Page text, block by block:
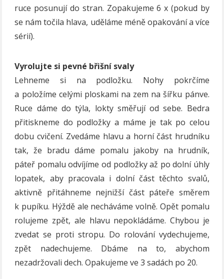
ruce posunují do stran. Zopakujeme 6 x (pokud by
se nám točila hlava, uděláme méně opakování a více
sérií).
Vyrolujte si pevné břišní svaly
Lehneme si na podložku. Nohy pokrčíme
a položíme celými ploskami na zem na šířku pánve.
Ruce dáme do týla, lokty směřují od sebe. Bedra
přitiskneme do podložky a máme je tak po celou
dobu cvičení. Zvedáme hlavu a horní část hrudníku
tak, že bradu dáme pomalu jakoby na hrudník,
páteř pomalu odvíjíme od podložky až po dolní úhly
lopatek, aby pracovala i dolní část těchto svalů,
aktivně přitáhneme nejnižší část páteře směrem
k pupíku. Hýždě ale necháváme volně. Opět pomalu
rolujeme zpět, ale hlavu nepokládáme. Chybou je
zvedat se proti stropu. Do rolování vydechujeme,
zpět nadechujeme. Dbáme na to, abychom
nezadržovali dech. Opakujeme ve 3 sadách po 20.